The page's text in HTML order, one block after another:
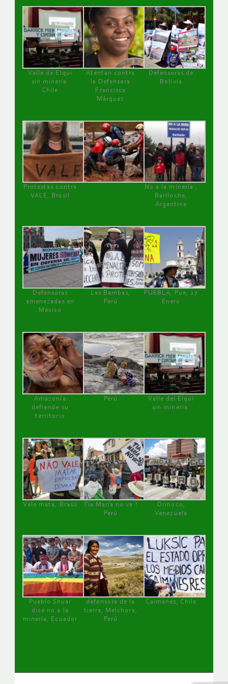
Valle de Elqui
sin minería.
Chile
Atentan contra
la Defensora
Francisca
Márquez
Defensoras de
Bolivia
Protestas contra
VALE, Brasil
No a la minería ,
Bariloche,
Argentina
Defensoras
amenazadas en
México
Las Bambas,
Perú
PUEBLA, Pue, 27
Enero
Amazonía
defiende su
territorio
Perú
Valle del Elqui
sin minería.
Vale mata, Brasil
Tía María no va !
Perú
Orinoco,
Venezuela
Pueblo Shuar
dice no a la
minería, Ecuador
defensora de la
tierra, Melchora,
Perú
Caimanes, Chile